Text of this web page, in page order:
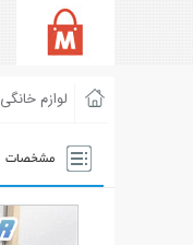
لوازم خانگی
مشخصات